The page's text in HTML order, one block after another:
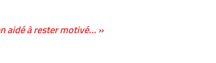
aidé à rester motivé… »